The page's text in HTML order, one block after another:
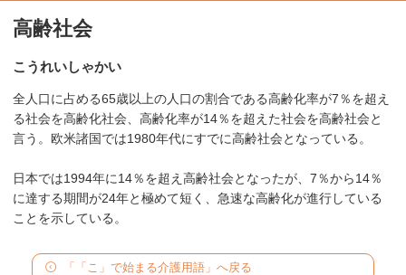
高齢社会
こうれいしゃかい
全人口に占める65歳以上の人口の割合である高齢化率が7％を超え
る社会を高齢化社会、高齢化率が14％を超えた社会を高齢社会と
言う。欧米諸国では1980年代にすでに高齢社会となっている。
日本では1994年に14％を超え高齢社会となったが、7％から14％
に達する期間が24年と極めて短く、急速な高齢化が進行している
ことを示している。
「「こ」で始まる介護用語」へ戻る